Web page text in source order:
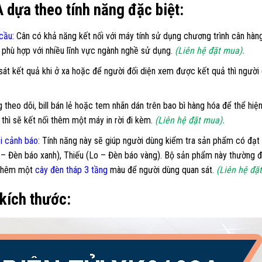
theo tính năng đặc biệt:
: Cân có khả năng kết nối với máy tính sử dụng chương trình cân
hợp với nhiều lĩnh vực ngành nghề sử dụng. (Liên hệ đặt mua).
kết quả khi ở xa hoặc để người đối diện xem được kết quả thì
theo dõi, bill bán lẻ hoặc tem nhãn dán trên bao bì hàng hóa để thể
sẽ kết nối thêm một máy in rời đi kèm. (Liên hệ đặt mua).
cảnh báo: Tính năng này sẽ giúp người dùng kiểm tra sản phẩm có
báo xanh), Thiếu (Lo – Đèn báo vàng). Bộ sản phẩm này
một cây đèn tháp 3 tầngmàu để người dùng quan sát. (Liên hệ
thước: